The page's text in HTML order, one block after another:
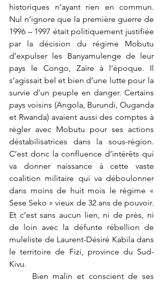
historiques n’ayant rien en commun.
Nul n’ignore que la première guerre de
1996 – 1997 était politiquement justifiée
par la décision du régime Mobutu
d’expulser les Banyamulenge de leur
pays le Congo, Zaïre à l’époque. Il
s’agissait bel et bien d’une lutte pour la
survie d’un peuple en danger. Certains
pays voisins (Angola, Burundi, Ouganda
et Rwanda) avaient aussi des comptes à
régler avec Mobutu pour ses actions
déstabilisatrices dans la sous-région.
C’est donc la confluence d’intérêts qui
va donner naissance à cette vaste
coalition militaire qui va déboulonner
dans moins de huit mois le régime «
Sese Seko » vieux de 32 ans de pouvoir.
Et c’est sans aucun lien, ni de près, ni
de loin avec la défunte rébellion de
muleliste de Laurent-Désiré Kabila dans
le territoire de Fizi, province du Sud-
Kivu.